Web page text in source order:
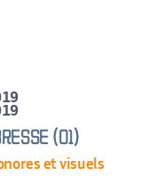
(01)
et visuels